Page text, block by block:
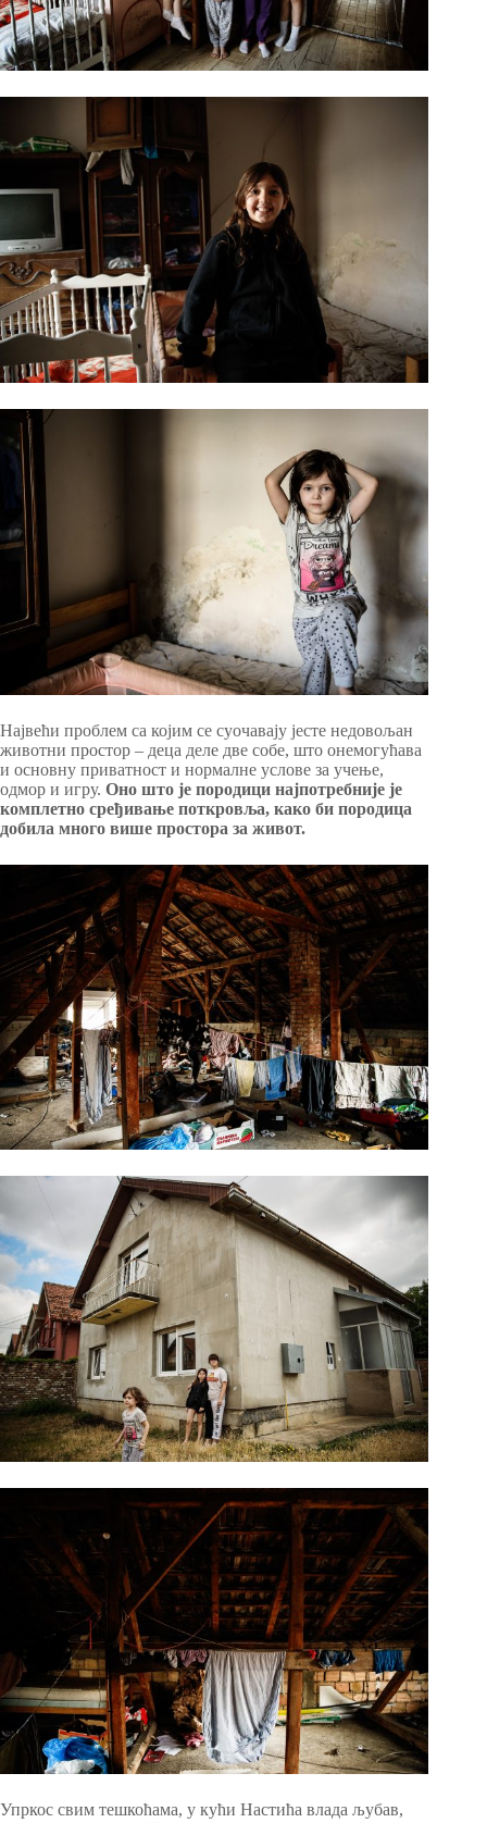
Највећи проблем са којим се суочавају јесте недовољан
животни простор – деца деле две собе, што онемогућава
и основну приватност и нормалне услове за учење,
одмор и игру. Оно што је породици најпотребније је
комплетно сређивање поткровља, како би породица
добила много више простора за живот.
Упркос свим тешкоћама, у кући Настића влада љубав,